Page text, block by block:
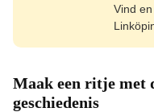
Vind
Maak een ritje met
geschiedenis